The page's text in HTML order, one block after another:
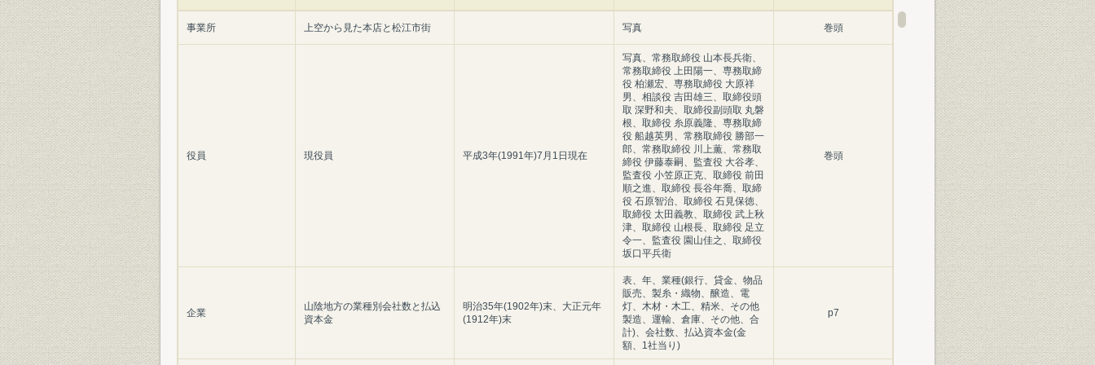
事業所 上空から見た本店と松江市街 写真 巻頭
役員 現役員 平成3年(1991年)7月1日現在
写真、常務取締役 山本長兵衛、
常務取締役 上田陽一、専務取締
役 柏瀬宏、専務取締役 大原祥
男、相談役 吉田雄三、取締役頭
取 深野和夫、取締役副頭取 丸磐
根、取締役 糸原義隆、専務取締
役 船越英男、常務取締役 勝部一
郎、常務取締役 川上薫、常務取
締役 伊藤泰嗣、監査役 大谷孝、
監査役 小笠原正克、取締役 前田
順之進、取締役 長谷年喬、取締
役 石原智治、取締役 石見保徳、
取締役 太田義教、取締役 武上秋
津、取締役 山根長、取締役 足立
令一、監査役 園山佳之、取締役
坂口平兵衛
巻頭
企業
山陰地方の業種別会社数と払込
資本金
明治35年(1902年)末、大正元年
(1912年)末
表、年、業種(銀行、貸金、物品
販売、製糸・織物、醸造、電
灯、木材・木工、精米、その他
製造、運輸、倉庫、その他、合
計)、会社数、払込資本金(金
額、1社当り)
p7